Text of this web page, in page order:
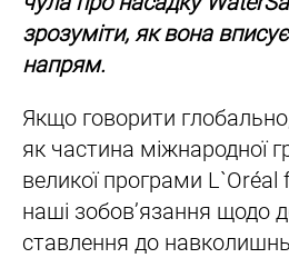
зрозуміти, як вона
напрям.
Якщо говорити
як частина міжнародної
великої програми
наші зобов’язання щодо
ставлення до